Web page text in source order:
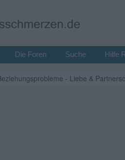
Die Foren Suche Hilfe
- Liebe &